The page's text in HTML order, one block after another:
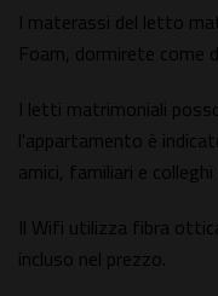
I materassi del letto
Foam, dormirete come
I letti matrimoniali
l'appartamento è
amici, familiari e
Il Wifi utilizza fibra
incluso nel prezzo.